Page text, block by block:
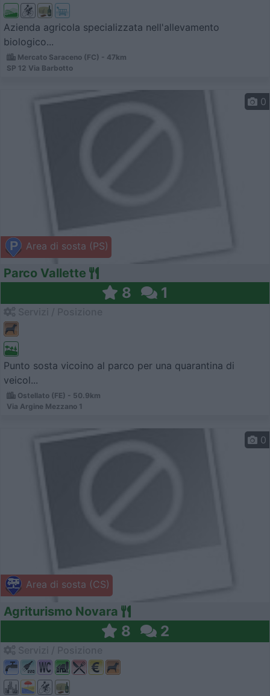
Azienda agricola specializzata nell'allevamento
biologico...
Mercato Saraceno (FC) - 47km
SP 12 Via Barbotto
Area di sosta (PS)
0
Parco Vallette
8 1
Punto sosta vicoino al parco per una quarantina di
veicol...
Ostellato (FE) - 50.9km
Via Argine Mezzano 1
Area di sosta (CS)
0
Agriturismo Novara
8 2